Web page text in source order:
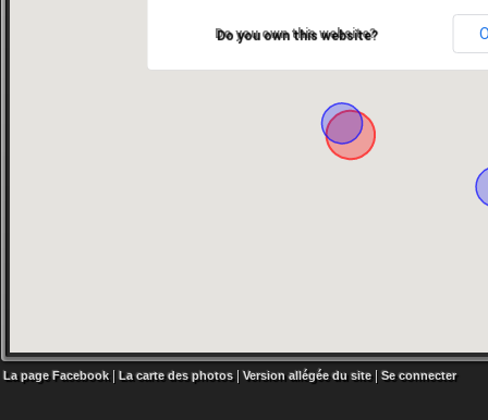
Do you own this website?
La page Facebook| La carte des photos|Version allégée du site| Se connecter